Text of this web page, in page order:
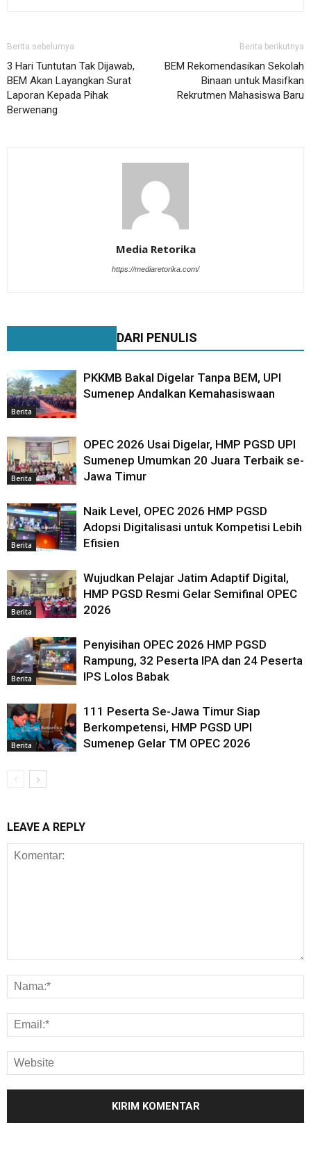
Berita sebelumya
3 Hari Tuntutan Tak Dijawab,
BEM Akan Layangkan Surat
Laporan Kepada Pihak
Berwenang
Berita berikutnya
BEM Rekomendasikan Sekolah
Binaan untuk Masifkan
Rekrutmen Mahasiswa Baru
Media Retorika
https://mediaretorika.com/
DARI PENULIS
Berita
PKKMB Bakal Digelar Tanpa BEM, UPI
Sumenep Andalkan Kemahasiswaan
Berita
OPEC 2026 Usai Digelar, HMP PGSD UPI
Sumenep Umumkan 20 Juara Terbaik se-
Jawa Timur
Berita
Naik Level, OPEC 2026 HMP PGSD
Adopsi Digitalisasi untuk Kompetisi Lebih
Efisien
Berita
Wujudkan Pelajar Jatim Adaptif Digital,
HMP PGSD Resmi Gelar Semifinal OPEC
2026
Berita
Penyisihan OPEC 2026 HMP PGSD
Rampung, 32 Peserta IPA dan 24 Peserta
IPS Lolos Babak
Berita
111 Peserta Se-Jawa Timur Siap
Berkompetensi, HMP PGSD UPI
Sumenep Gelar TM OPEC 2026
LEAVE A REPLY